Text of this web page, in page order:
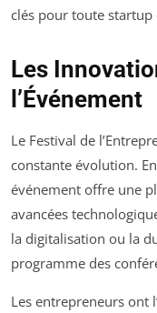
clés pour toute startup
Les
l’Événement
Le Festival de
constante évolution.
événement offre une
avancées
la digitalisation ou la
programme des
Les entrepreneurs ont